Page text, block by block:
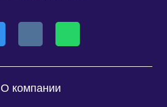
О компании